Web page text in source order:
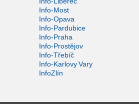
Info-Most
Info-Opava
Info-Pardubice
Info-Praha
Info-Prostějov
Info-Třebíč
Info-Karlovy Vary
InfoZlín